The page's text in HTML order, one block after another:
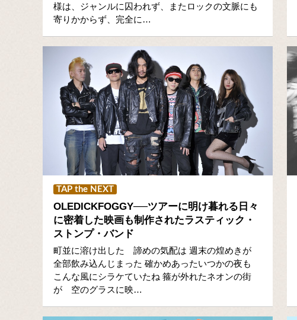
様は、ジャンルに囚われず、またロックの文脈にも
寄りかからず、完全に…
TAP the NEXT
OLEDICKFOGGY──ツアーに明け暮れる日々
に密着した映画も制作されたラスティック・
ストンプ・バンド
町並に溶け出した 諦めの気配は 週末の煌めきが
全部飲み込んじまった 確かめあったいつかの夜も
こんな風にシラケていたね 箍が外れたネオンの街
が 空のグラスに映…